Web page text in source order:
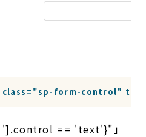
form-control"
== 'text'}"」